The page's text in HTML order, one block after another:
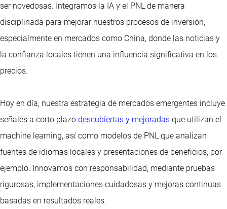
ser novedosas. Integramos la IA y el PNL de manera
disciplinada para mejorar nuestros procesos de inversión,
especialmente en mercados como China, donde las noticias y
la confianza locales tienen una influencia significativa en los
precios.
Hoy en día, nuestra estrategia de mercados emergentes incluye
señales a corto plazo descubiertas y mejoradas que utilizan el
machine learning, así como modelos de PNL que analizan
fuentes de idiomas locales y presentaciones de beneficios, por
ejemplo. Innovamos con responsabilidad, mediante pruebas
rigurosas, implementaciones cuidadosas y mejoras continuas
basadas en resultados reales.